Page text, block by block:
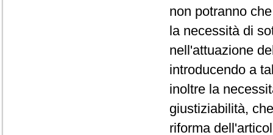
non potranno
la necessità di
nell'attuazione
introducendo a
inoltre la
giustiziabilità,
riforma